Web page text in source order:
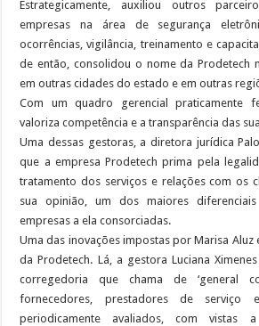
Estrategicamente, auxiliou outros
empresas na área de segurança
ocorrências, vigilância, treinamento e
de então, consolidou o nome da Prodetech
em outras cidades do estado e em outras
Com um quadro gerencial praticamente
valoriza competência e a transparência das
Uma dessas gestoras, a diretora jurídica
que a empresa Prodetech prima pela
tratamento dos serviços e relações com os
sua opinião, um dos maiores
empresas a ela consorciadas.
Uma das inovações impostas por Marisa Aluz
da Prodetech. Lá, a gestora Luciana
corregedoria que chama de ‘general
fornecedores, prestadores de serviço
periodicamente avaliados, com vistas